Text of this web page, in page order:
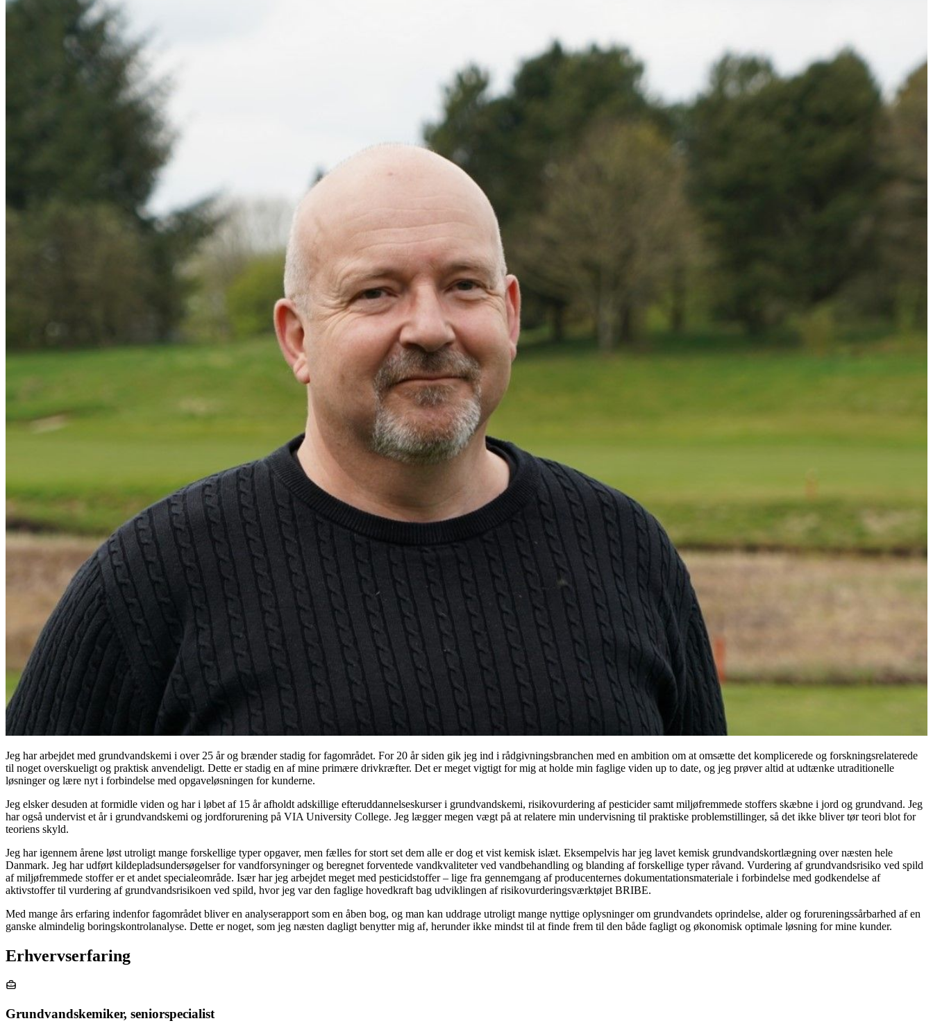
Jeg har arbejdet med grundvandskemi i over 25 år og brænder stadig for fagområdet. For 20 år siden gik jeg ind i rådgivningsbranchen med en ambition om at omsætte det komplicerede og forskningsrelaterede
til noget overskueligt og praktisk anvendeligt. Dette er stadig en af mine primære drivkræfter. Det er meget vigtigt for mig at holde min faglige viden up to date, og jeg prøver altid at udtænke utraditionelle
løsninger og lære nyt i forbindelse med opgaveløsningen for kunderne.
Jeg elsker desuden at formidle viden og har i løbet af 15 år afholdt adskillige efteruddannelseskurser i grundvandskemi, risikovurdering af pesticider samt miljøfremmede stoffers skæbne i jord og grundvand. Jeg
har også undervist et år i grundvandskemi og jordforurening på VIA University College. Jeg lægger megen vægt på at relatere min undervisning til praktiske problemstillinger, så det ikke bliver tør teori blot for
teoriens skyld.
Jeg har igennem årene løst utroligt mange forskellige typer opgaver, men fælles for stort set dem alle er dog et vist kemisk islæt. Eksempelvis har jeg lavet kemisk grundvandskortlægning over næsten hele
Danmark. Jeg har udført kildepladsundersøgelser for vandforsyninger og beregnet forventede vandkvaliteter ved vandbehandling og blanding af forskellige typer råvand. Vurdering af grundvandsrisiko ved spild
af miljøfremmede stoffer er et andet specialeområde. Især har jeg arbejdet meget med pesticidstoffer – lige fra gennemgang af producenternes dokumentationsmateriale i forbindelse med godkendelse af
aktivstoffer til vurdering af grundvandsrisikoen ved spild, hvor jeg var den faglige hovedkraft bag udviklingen af risikovurderingsværktøjet BRIBE.
Med mange års erfaring indenfor fagområdet bliver en analyserapport som en åben bog, og man kan uddrage utroligt mange nyttige oplysninger om grundvandets oprindelse, alder og forureningssårbarhed af en
ganske almindelig boringskontrolanalyse. Dette er noget, som jeg næsten dagligt benytter mig af, herunder ikke mindst til at finde frem til den både fagligt og økonomisk optimale løsning for mine kunder.
Erhvervserfaring
Grundvandskemiker, seniorspecialist